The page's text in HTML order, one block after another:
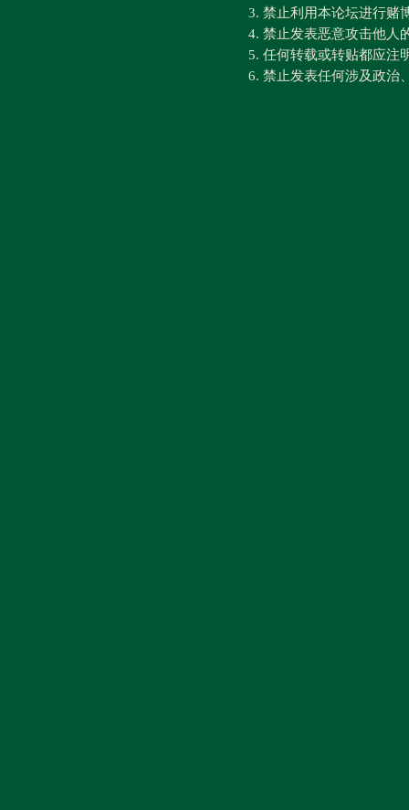
3. 禁止利用本论坛进行赌
4. 禁止发表恶意攻击他人
5. 任何转载或转贴都应注
6. 禁止发表任何涉及政治